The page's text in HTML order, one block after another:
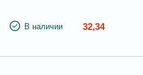
В наличии 32,34